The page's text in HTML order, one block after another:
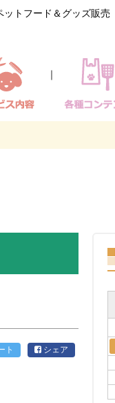
トフード＆グッズ販売
｜
ト シェア